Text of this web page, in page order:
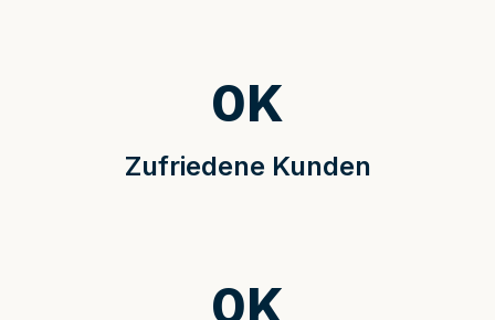
Zufriedene Kunden
0K
0K